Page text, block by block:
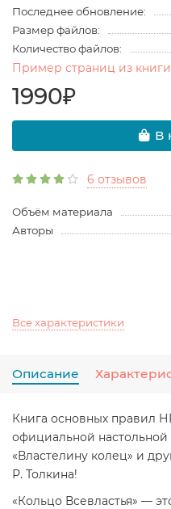
Последнее обновление:
Размер файлов:
Количество файлов:
Пример страниц из
1990₽
В
6 отзывов
Объём материала
Авторы
Все характеристики
Описание
Книга основных правил
официальной
«Властелину колец» и
Р. Толкина!
«Кольцо Всевластья» —